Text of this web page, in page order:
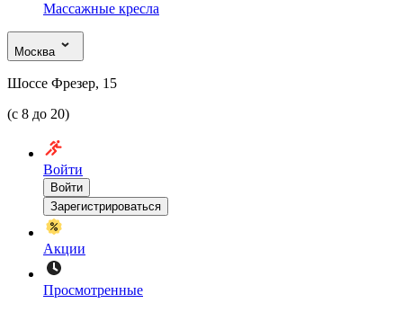
Массажные кресла
Москва
Шоссе Фрезер, 15
(с 8 до 20)
Войти
Войти
Зарегистрироваться
Акции
Просмотренные